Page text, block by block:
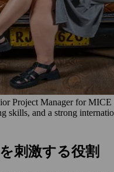
Project Manager for
skills, and a strong
刺激する役割